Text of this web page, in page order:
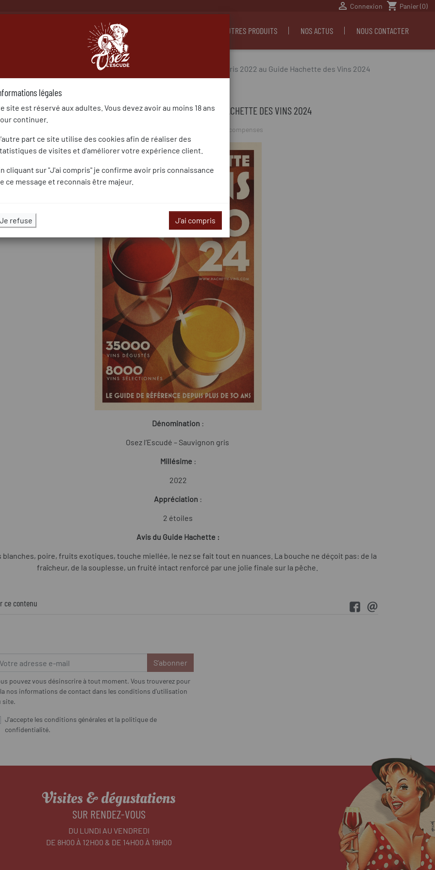
 Connexion shopping_cart Panier(0)
À PROPOS NOS AUTRES PRODUITS NOS ACTUS NOUS CONTACTER
2024 Osez L'escudé - Sauvignon Gris 2022 au Guide Hachette des Vins 2024
OSEZ L'ESCUDÉ - SAUVIGNON GRIS 2022 AU GUIDE HACHETTE DES VINS 2024
Récompenses
Dénomination :
Osez l’Escudé – Sauvignon gris
Millésime :
2022
Appréciation :
2 étoiles
Avis du Guide Hachette :
blanches, poire, fruits exotiques, touche miellée, le nez se fait tout en nuances. La bouche ne déçoit pas: de la
fraîcheur, de la souplesse, un fruité intact renforcé par une jolie finale sur la pêche.
ce contenu
S’abonner
pouvez vous désinscrire à tout moment. Vous trouverez pour
nos informations de contact dans les conditions d'utilisation
site.
J'accepte les conditions générales et la politique de
confidentialité.
Visites & dégustations
SUR RENDEZ-VOUS
DU LUNDI AU VENDREDI
DE 8H00 À 12H00 & DE 14H00 À 19H00
légales
site est réservé aux adultes. Vous devez avoir au moins 18 ans
continuer.
part ce site utilise des cookies afin de réaliser des
de visites et d'améliorer votre expérience client.
cliquant sur "J'ai compris" je confirme avoir pris connaissance
ce message et reconnais être majeur.
Je refuse J'ai compris